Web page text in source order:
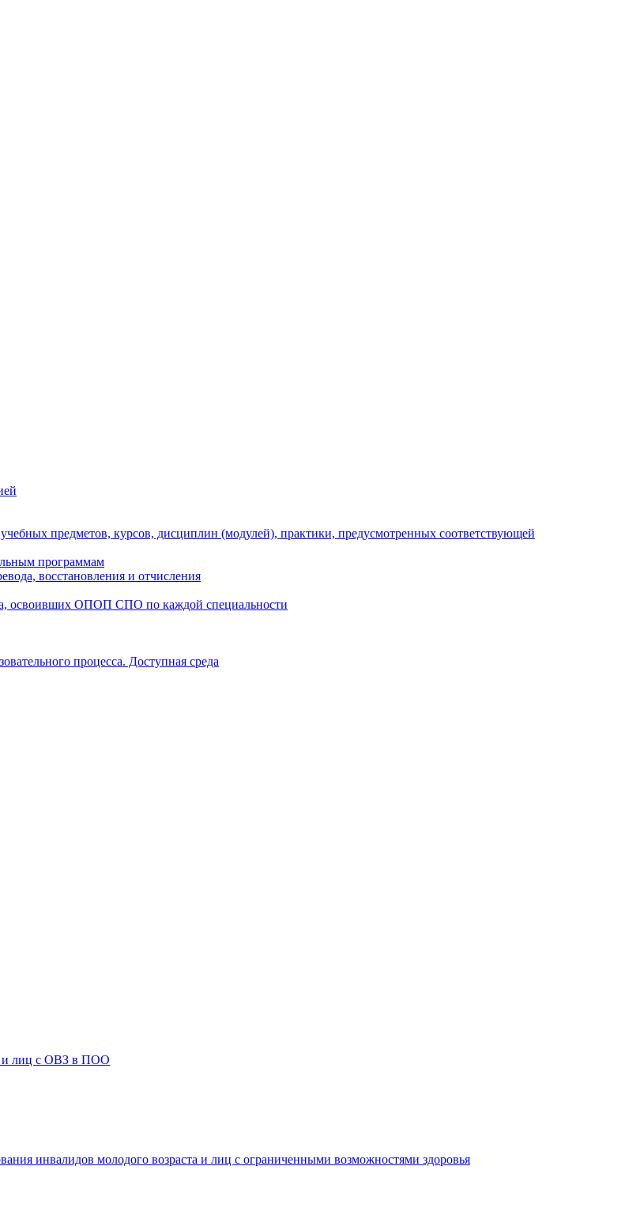
предметов, курсов, дисциплин (модулей), практики, предусмотренных соответствующей
программам
восстановления и отчисления
освоивших ОПОП СПО по каждой специальности
процесса. Доступная среда
и лиц с ОВЗ в ПОО
инвалидов молодого возраста и лиц с ограниченными возможностями здоровья